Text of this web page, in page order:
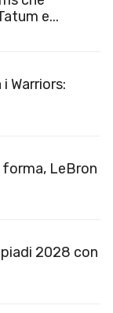
e...
Warriors:
LeBron
2028 con